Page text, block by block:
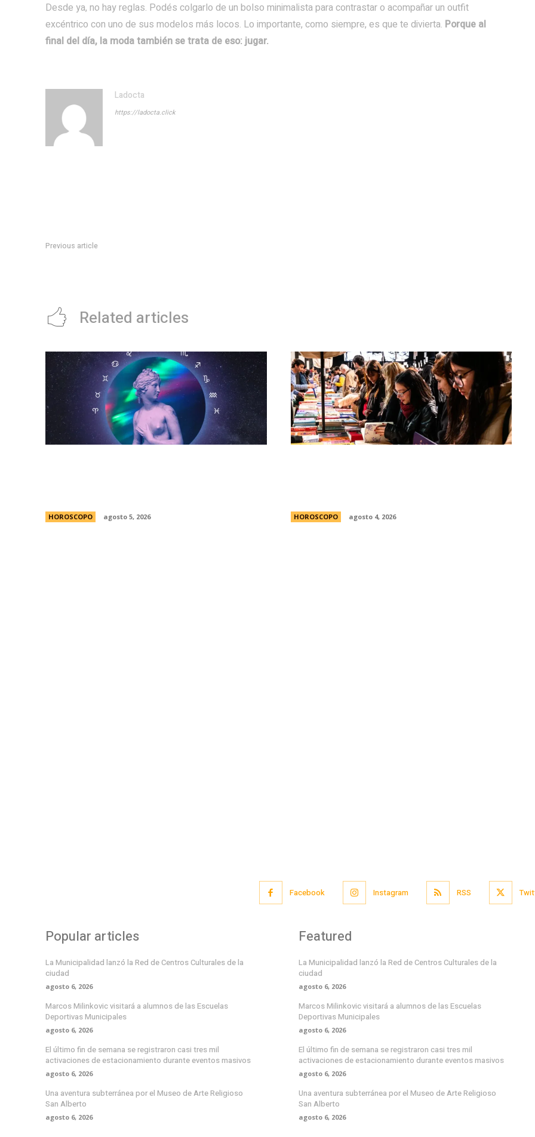
Desde ya, no hay reglas. Podés colgarlo de un bolso minimalista para contrastar o acompañar un outfit
excéntrico con uno de sus modelos más locos. Lo importante, como siempre, es que te divierta. Porque al
final del día, la moda también se trata de eso: jugar.
Ladocta
https://ladocta.click
Previous article
Related articles
HOROSCOPO agosto 5, 2026 HOROSCOPO agosto 4, 2026
Facebook Instagram RSS
Popular articles
La Municipalidad lanzó la Red de Centros Culturales de la
ciudad
agosto 6, 2026
Marcos Milinkovic visitará a alumnos de las Escuelas
Deportivas Municipales
agosto 6, 2026
El último fin de semana se registraron casi tres mil
activaciones de estacionamiento durante eventos masivos
agosto 6, 2026
Una aventura subterránea por el Museo de Arte Religioso
San Alberto
agosto 6, 2026
Featured
La Municipalidad lanzó la Red de Centros Culturales de la
ciudad
agosto 6, 2026
Marcos Milinkovic visitará a alumnos de las Escuelas
Deportivas Municipales
agosto 6, 2026
El último fin de semana se registraron casi tres mil
activaciones de estacionamiento durante eventos masivos
agosto 6, 2026
Una aventura subterránea por el Museo de Arte Religioso
San Alberto
agosto 6, 2026